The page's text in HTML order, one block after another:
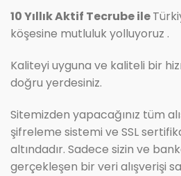
10 Yıllık Aktif Tecrube ile
köşesine mutluluk yolluyoruz .
Kaliteyi uyguna ve kaliteli bir
doğru yerdesiniz.
Sitemizden yapacağınız tüm
şifreleme sistemi ve SSL
altındadır. Sadece sizin ve
gerçekleşen bir veri alışverişi